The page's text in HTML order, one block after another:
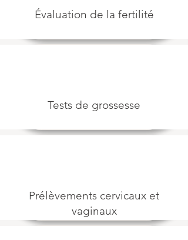
Évaluation de la fertilité
Tests de grossesse
Prélèvements cervicaux et
vaginaux